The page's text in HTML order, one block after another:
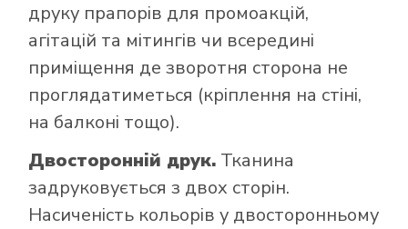
друку прапорів для промоакцій,
агітацій та мітингів чи всередині
приміщення де зворотня сторона не
проглядатиметься (кріплення на стіні,
на балконі тощо).
Двосторонній друк. Тканина
задруковується з двох сторін.
Насиченість кольорів у двосторонньому